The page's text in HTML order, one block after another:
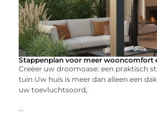
Stappenplan voor meer wooncomfort
Creëer uw droomoase: een praktisch
tuin Uw huis is meer dan alleen een
uw toevluchtsoord,
...